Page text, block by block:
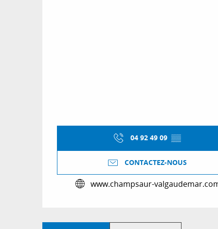
04 92 49 09 ▒▒
CONTACTEZ-NOUS
www.champsaur-